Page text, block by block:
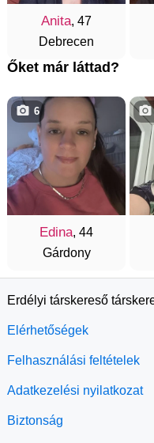
Anita, 47
Debrecen
Őket már láttad?
Edina, 44
Gárdony
6
Erdélyi társkereső
Elérhetőségek
Felhasználási feltételek
Adatkezelési nyilatkozat
Biztonság